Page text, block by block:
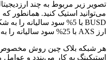
تصویر زیر مربوط به چند
ارز AXS با 25% سود سالیانه را به شکل 15 یا 7 روزه ... .
هر شبکه بلاک چین روش مخصوص